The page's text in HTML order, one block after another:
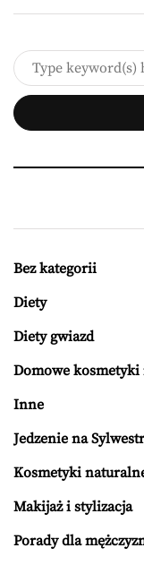
Bez kategorii
Diety
Diety gwiazd
Domowe kosmetyki
Inne
Jedzenie na
Kosmetyki
Makijaż i stylizacja
Porady dla